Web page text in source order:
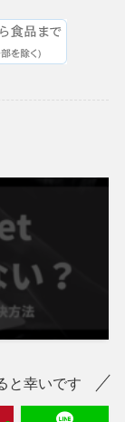
と幸いです